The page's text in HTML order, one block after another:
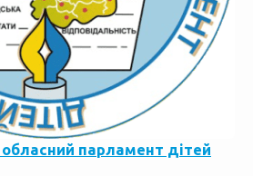
парламент дітей